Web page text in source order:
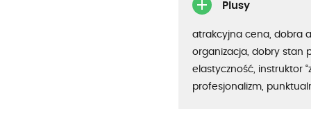
Plusy
atrakcyjna cena, dobra
organizacja, dobry stan
elastyczność, instruktor
profesjonalizm,